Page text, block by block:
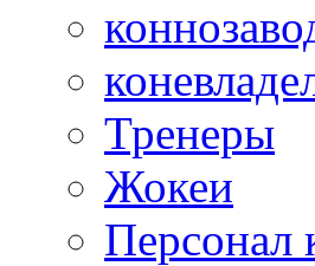
Тренеры
Жокеи